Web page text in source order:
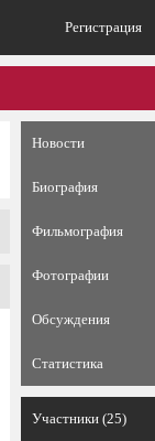
Регистрация
Новости
Биография
Фильмография
Фотографии
Обсуждения
Статистика
Участники (25)